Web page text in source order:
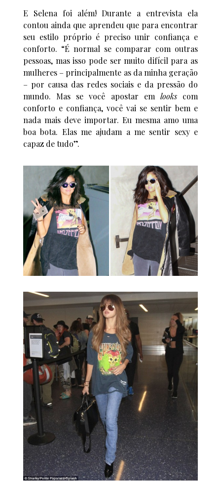
E Selena foi além! Durante a entrevista ela
contou ainda que aprendeu que para encontrar
seu estilo próprio é preciso unir confiança e
conforto. “É normal se comparar com outras
pessoas, mas isso pode ser muito difícil para as
mulheres – principalmente as da minha geração
– por causa das redes sociais e da pressão do
mundo. Mas se você apostar em lookscom
conforto e confiança, você vai se sentir bem e
nada mais deve importar. Eu mesma amo uma
boa bota. Elas me ajudam a me sentir sexy e
capaz de tudo”.